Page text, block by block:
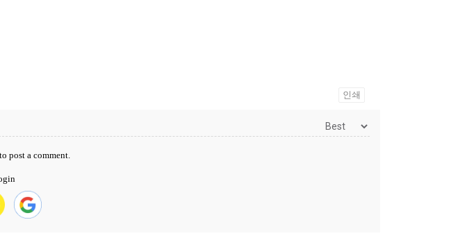
인쇄
post a comment.